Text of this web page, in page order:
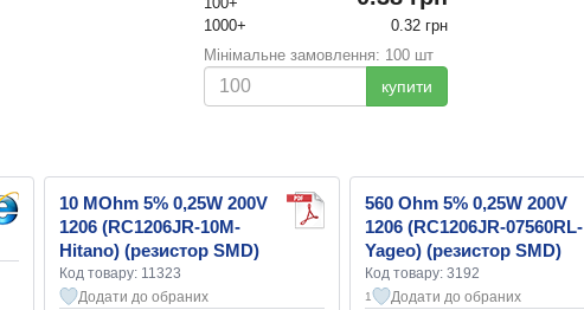
1000+
0.32 грн
Мінімальне замовлення: 100 шт
купити
10 MOhm 5% 0,25W 200V
1206 (RC1206JR-10M-
Hitano) (резистор SMD)
Код товару: 11323
Додати до обраних
560 Ohm 5% 0,25W 200V
1206 (RC1206JR-07560RL-
Yageo) (резистор SMD)
Код товару: 3192
1 Додати до обраних